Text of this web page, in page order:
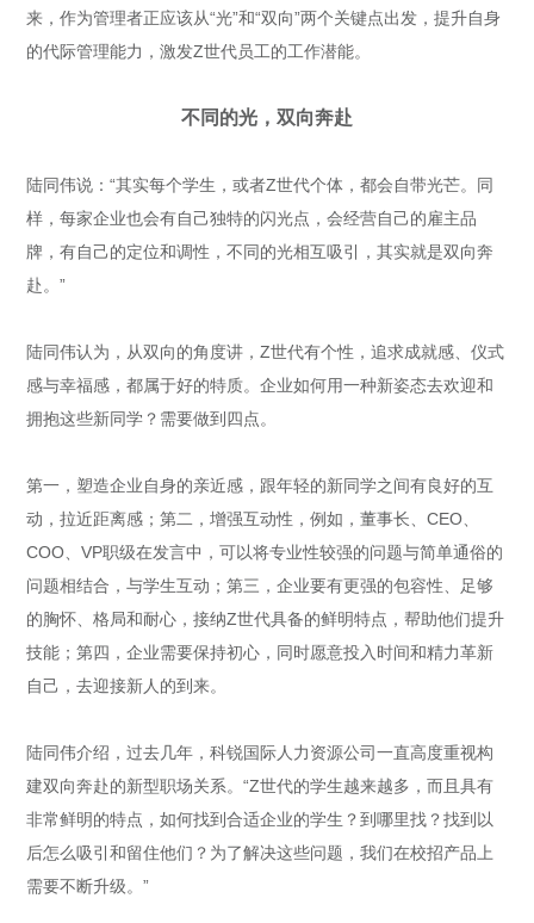
来，作为管理者正应该从“光”和“双向”两个关键点出发，提升自身
的代际管理能力，激发Z世代员工的工作潜能。
不同的光，双向奔赴
陆同伟说：“其实每个学生，或者Z世代个体，都会自带光芒。同
样，每家企业也会有自己独特的闪光点，会经营自己的雇主品
牌，有自己的定位和调性，不同的光相互吸引，其实就是双向奔
赴。”
陆同伟认为，从双向的角度讲，Z世代有个性，追求成就感、仪式
感与幸福感，都属于好的特质。企业如何用一种新姿态去欢迎和
拥抱这些新同学？需要做到四点。
第一，塑造企业自身的亲近感，跟年轻的新同学之间有良好的互
动，拉近距离感；第二，增强互动性，例如，董事长、CEO、
COO、VP职级在发言中，可以将专业性较强的问题与简单通俗的
问题相结合，与学生互动；第三，企业要有更强的包容性、足够
的胸怀、格局和耐心，接纳Z世代具备的鲜明特点，帮助他们提升
技能；第四，企业需要保持初心，同时愿意投入时间和精力革新
自己，去迎接新人的到来。
陆同伟介绍，过去几年，科锐国际人力资源公司一直高度重视构
建双向奔赴的新型职场关系。“Z世代的学生越来越多，而且具有
非常鲜明的特点，如何找到合适企业的学生？到哪里找？找到以
后怎么吸引和留住他们？为了解决这些问题，我们在校招产品上
需要不断升级。”